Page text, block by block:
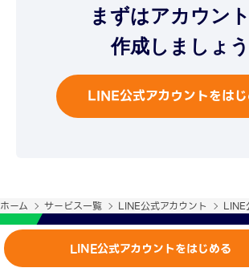
まずはアカウン
作成しましょう
LINE公式アカウントをは
ホーム サービス一覧 LINE公式アカウント LINE